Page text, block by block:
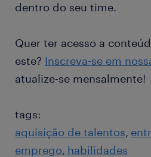
dentro do seu time.
Quer ter acesso a
este? Inscreva-se em
atualize-se mensalmente!
tags:
aquisição de talentos
emprego habilidades